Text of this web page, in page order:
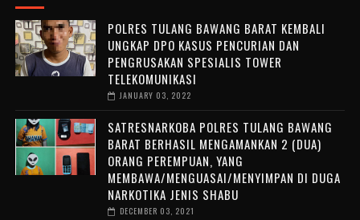
POLRES TULANG BAWANG BARAT KEMBALI
UNGKAP DPO KASUS PENCURIAN DAN
PENGRUSAKAN SPESIALIS TOWER
TELEKOMUNIKASI
JANUARY 03, 2022
SATRESNARKOBA POLRES TULANG BAWANG
BARAT BERHASIL MENGAMANKAN 2 (DUA)
ORANG PEREMPUAN, YANG
MEMBAWA/MENGUASAI/MENYIMPAN DI DUGA
NARKOTIKA JENIS SHABU
DECEMBER 03, 2021